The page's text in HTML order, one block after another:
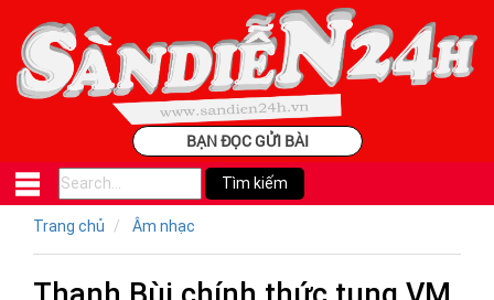
BẠN ĐỌC GỬI BÀI
Trang chủ Âm nhạc